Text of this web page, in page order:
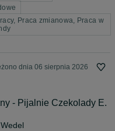
Praca zmianowa, Praca w
dnia 06 sierpnia 2026
- Pijalnie Czekolady E.